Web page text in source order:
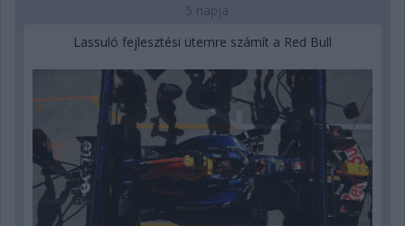
5 napja
Lassuló fejlesztési ütemre számít a Red Bull